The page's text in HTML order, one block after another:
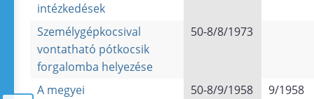
intézkedések
Személygépkocsival
vontatható pótkocsik
forgalomba helyezése
50-8/8/1973
A megyei
50-8/9/1958 9/1958